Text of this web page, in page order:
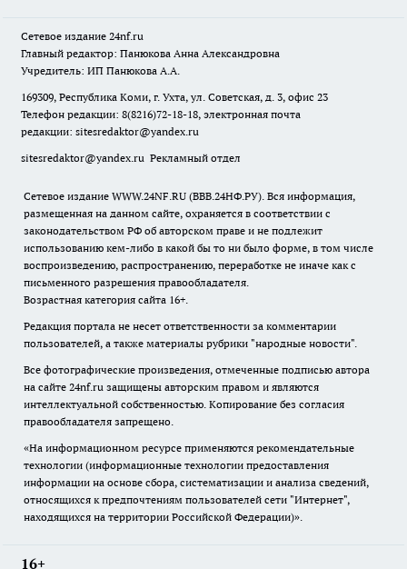
Сетевое издание 24nf.ru
Главный редактор: Панюкова Анна Александровна
Учредитель: ИП Панюкова А.А.
169309, Республика Коми, г. Ухта, ул. Советская, д. 3, офис 23
Телефон редакции: 8(8216)72-18-18, электронная почта
редакции: sitesredaktor@yandex.ru
sitesredaktor@yandex.ru Рекламный отдел
Сетевое издание WWW.24NF.RU (ВВВ.24НФ.РУ). Вся информация,
размещенная на данном сайте, охраняется в соответствии с
законодательством РФ об авторском праве и не подлежит
использованию кем-либо в какой бы то ни было форме, в том числе
воспроизведению, распространению, переработке не иначе как с
письменного разрешения правообладателя.
Возрастная категория сайта 16+.
Редакция портала не несет ответственности за комментарии
пользователей, а также материалы рубрики "народные новости".
Все фотографические произведения, отмеченные подписью автора
на сайте 24nf.ru защищены авторским правом и являются
интеллектуальной собственностью. Копирование без согласия
правообладателя запрещено.
«На информационном ресурсе применяются рекомендательные
технологии (информационные технологии предоставления
информации на основе сбора, систематизации и анализа сведений,
относящихся к предпочтениям пользователей сети "Интернет",
находящихся на территории Российской Федерации)».
16+